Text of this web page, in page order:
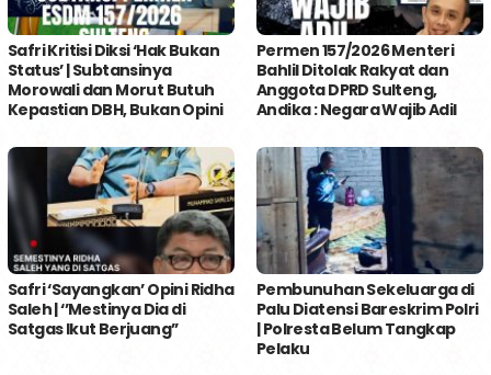
Safri Kritisi Diksi ‘Hak Bukan
Status’ | Subtansinya
Morowali dan Morut Butuh
Kepastian DBH, Bukan Opini
Permen 157/2026 Menteri
Bahlil Ditolak Rakyat dan
Anggota DPRD Sulteng,
Andika : Negara Wajib Adil
Safri ‘Sayangkan’ Opini Ridha
Saleh | ‘’Mestinya Dia di
Satgas Ikut Berjuang’’
Pembunuhan Sekeluarga di
Palu Diatensi Bareskrim Polri
| Polresta Belum Tangkap
Pelaku